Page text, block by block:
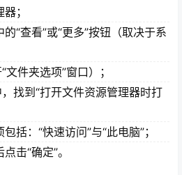
；
“查看”或“更多”按钮（取决于系
文件夹选项”窗口）；
找到“打开文件资源管理器时打
括：“快速访问”与“此电脑”；
击“确定”。